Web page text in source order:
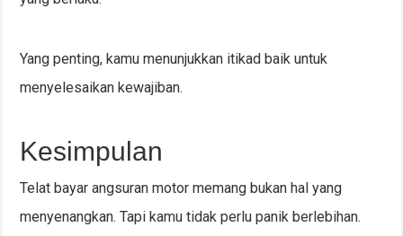
Yang penting, kamu menunjukkan itikad baik untuk
menyelesaikan kewajiban.
Kesimpulan
Telat bayar angsuran motor memang bukan hal yang
menyenangkan. Tapi kamu tidak perlu panik berlebihan.